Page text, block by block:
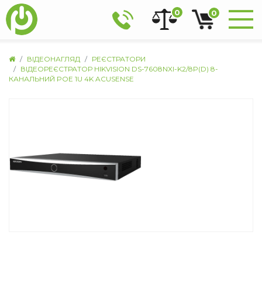
0 0
ВІДЕОНАГЛЯД
РЕЄСТРАТОРИ
ВІДЕОРЕЄСТРАТОР HIKVISION DS-7608NXI-K2/8P(D) 8-
КАНАЛЬНИЙ POE 1U 4K ACUSENSE